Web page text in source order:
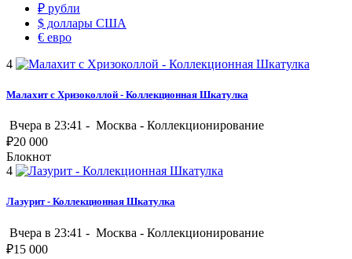
₽ рубли
$ доллары США
€ евро
4
Малахит с Хризоколлой - Коллекционная Шкатулка
Вчера в 23:41 - Москва - Коллекционирование
₽20 000
Блокнот
4
Лазурит - Коллекционная Шкатулка
Вчера в 23:41 - Москва - Коллекционирование
₽15 000